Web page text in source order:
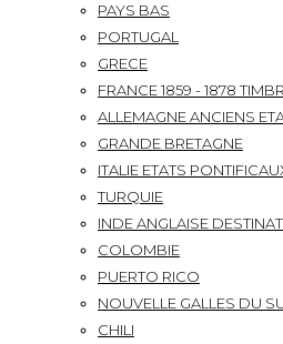
PAYS BAS
PORTUGAL
GRECE
FRANCE 1859 - 1878
ALLEMAGNE ANCIENS
GRANDE BRETAGNE
ITALIE ETATS
TURQUIE
INDE ANGLAISE
COLOMBIE
PUERTO RICO
NOUVELLE GALLES DU
CHILI